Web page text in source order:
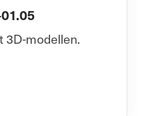
3D-modellen.